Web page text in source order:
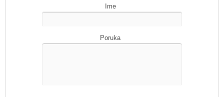
Ime
Poruka